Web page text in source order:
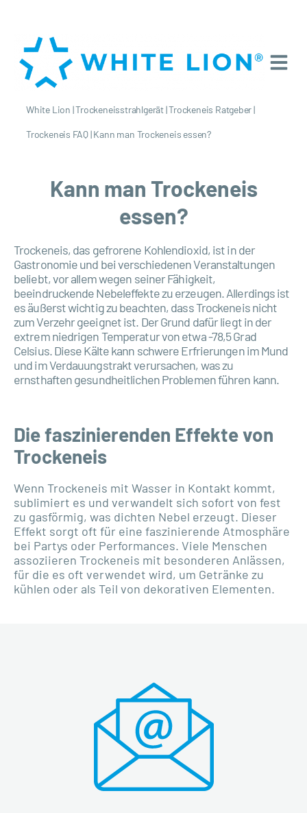
White Lion |Trockeneisstrahlgerät|Trockeneis Ratgeber|
Trockeneis FAQ|Kann man Trockeneis essen?
Kann man Trockeneis
essen?
Trockeneis, das gefrorene Kohlendioxid, ist in der
Gastronomie und bei verschiedenen Veranstaltungen
beliebt, vor allem wegen seiner Fähigkeit,
beeindruckende Nebeleffekte zu erzeugen. Allerdings ist
es äußerst wichtig zu beachten, dass Trockeneis nicht
zum Verzehr geeignet ist. Der Grund dafür liegt in der
extrem niedrigen Temperatur von etwa -78,5 Grad
Celsius. Diese Kälte kann schwere Erfrierungen im Mund
und im Verdauungstrakt verursachen, was zu
ernsthaften gesundheitlichen Problemen führen kann.
Die faszinierenden Effekte von
Trockeneis
Wenn Trockeneis mit Wasser in Kontakt kommt,
sublimiert es und verwandelt sich sofort von fest
zu gasförmig, was dichten Nebel erzeugt. Dieser
Effekt sorgt oft für eine faszinierende Atmosphäre
bei Partys oder Performances. Viele Menschen
assoziieren Trockeneis mit besonderen Anlässen,
für die es oft verwendet wird, um Getränke zu
kühlen oder als Teil von dekorativen Elementen.